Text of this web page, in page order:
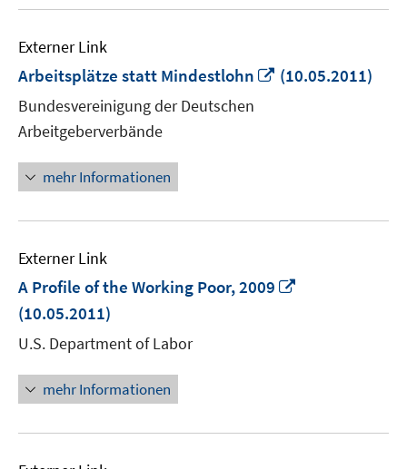
Externer Link
Arbeitsplätze statt Mindestlohn
In
(10.05.2011)
Bundesvereinigung der Deutschen
Arbeitgeberverbände
mehr Informationen
Externer Link
A Profile of the Working Poor, 2009
(10.05.2011)
U.S. Department of Labor
mehr Informationen